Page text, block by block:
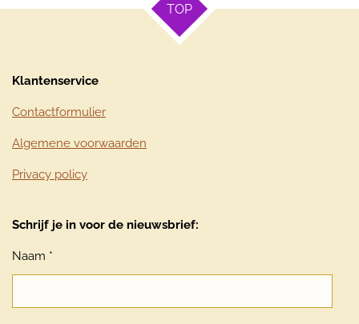
TOP
Klantenservice
Contactformulier
Algemene voorwaarden
Privacy policy
Schrijf je in voor de nieuwsbrief:
Naam *